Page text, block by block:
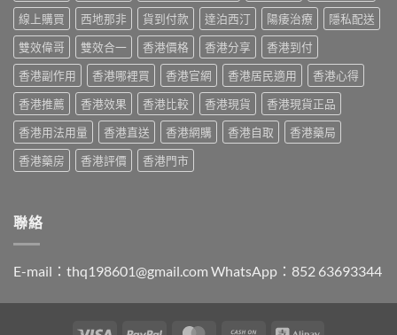
買
指
南〉
中
原
廠
比
較
及
正
貨
分
辨
指
南〉
中
Super
Tadarise
雙
效
片
效
果
與
選
購
指
南〉
士
必
睇
的
印
度
仿
製
藥
選
購
線上購買
西地那非 貨到付款 達泊西汀 陽痿治療
隱私配送
雙效偉哥
雙效合一 香港價格 香港分享
香港到付
香港副作用
香港哪裡買 香港官網 香港居民適用
香港心得
香港推薦
香港效果 香港比較 香港現貨
香港現貨正品
香港用法用量
香港直送 香港網購 香港自取
香港藥局
香港藥房
香港評價 香港門市
聯絡
E-mail： thq198601@gmail.com WhatsApp：852 63693344